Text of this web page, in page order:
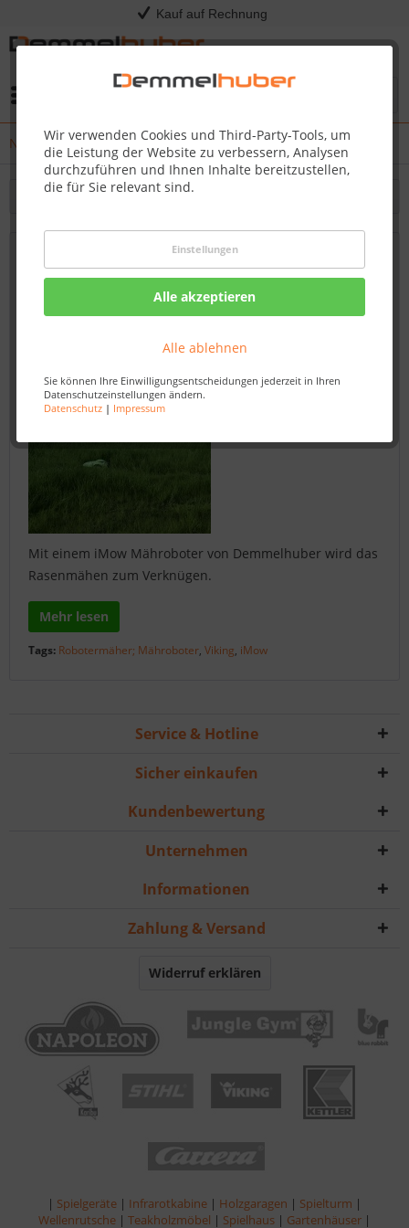
Kauf auf Rechnung
Wir verwenden Cookies und Third-Party-Tools, um
die Leistung der Website zu verbessern, Analysen
durchzuführen und Ihnen Inhalte bereitzustellen,
die für Sie relevant sind.
Einstellungen
Alle akzeptieren
Alle ablehnen
Sie können Ihre Einwilligungsentscheidungen jederzeit in Ihren
Datenschutzeinstellungen ändern.
Datenschutz| Impressum
News
Filtern
Neuer Robotermäher in Kriebstein – 1.250
m² weniger Rasenmähen.
Von: Dirk Kommol
Mit einem iMow Mähroboter von Demmelhuber wird das
Rasenmähen zum Verknügen.
Mehr lesen
Tags: Robotermäher; Mähroboter, Viking, iMow
Service & Hotline
Sicher einkaufen
Kundenbewertung
Unternehmen
Informationen
Zahlung & Versand
Widerruf erklären
| Spielgeräte | Infrarotkabine | Holzgaragen | Spielturm |
Wellenrutsche | Teakholzmöbel | Spielhaus | Gartenhäuser |